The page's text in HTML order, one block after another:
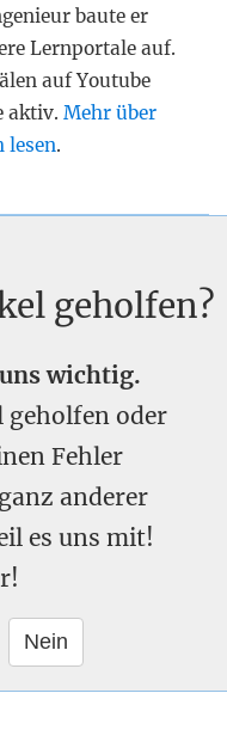
baute er
Lernportale auf.
auf Youtube
aktiv. Mehr über
lesen.
geholfen?
wichtig.
geholfen oder
Fehler
anderer
es uns mit!